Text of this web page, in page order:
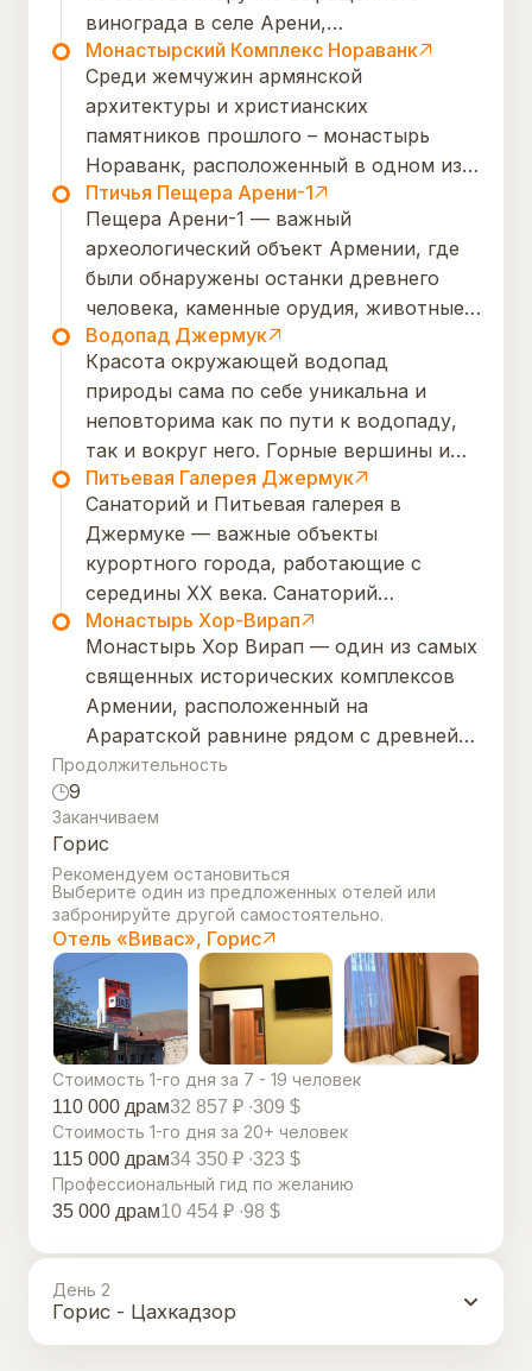
винограда в селе Арени,
расположенном в регионе Вайоц Дзор
Армении. Село Арени известно своими
древними традициями виноделия,
которые уходят корнями в глубокую
древность.
Монастырский Комплекс Нораванк
Среди жемчужин армянской
архитектуры и христианских
памятников прошлого – монастырь
Нораванк, расположенный в одном из
самых живописных мест Армении. На
высоком выступе ущелья, по дну
которого протекает быстрая речка, на
фоне уникальных красных скал, словно
нарисованный желтой охрой, возносит
в небо купола своих церквей
прекрасный монастырский комплекс.
Птичья Пещера Арени-1
Пещера Арени-1 — важный
археологический объект Армении, где
были обнаружены останки древнего
человека, каменные орудия, животные
останки и ритуальные предметы. Здесь
также нашли древние семена
винограда, относящиеся к одному из
старейших сортов мира — Areni Noir,
символу армянской винодельческой
культуры.
Водопад Джермук
Красота окружающей водопад
природы сама по себе уникальна и
неповторима как по пути к водопаду,
так и вокруг него. Горные вершины и
скалы, зеленые леса и луга окружают
автомобильную дорогу, по которой
добираются к достопримечательности
туристы.
Питьевая Галерея Джермук
Санаторий и Питьевая галерея в
Джермуке — важные объекты
курортного города, работающие с
середины XX века. Санаторий
предлагает лечебные и
восстановительные программы с
использованием минеральной воды,
комфортное проживание и
медицинское обслуживание. Питьевая
галерея позволяет гостям принимать
здоровья и общего оздоровления.
Монастырь Хор-Вирап
Монастырь Хор Вирап — один из самых
священных исторических комплексов
Армении, расположенный на
Араратской равнине рядом с древней
столицей Арташатом. Здесь в 301 году
царя Трдата III принять христианство,
сделав Армению первой христианской
страной. Монастырь знаменит
темницей Григора, церковью
Пресвятой Богородицы и живописными
видами на Арарат.
Продолжительность
9
Заканчиваем
Горис
Рекомендуем остановиться
Выберите один из предложенных отелей или
забронируйте другой самостоятельно.
Отель «Вивас», Горис
Стоимость 1-го дня за 7 - 19 человек
110 000 драм32 857 ₽ 309 $
Стоимость 1-го дня за 20+ человек
115 000 драм34 350 ₽ 323 $
Профессиональный гид по желанию
35 000 драм10 454 ₽ 98 $
День 2
Горис - Цахкадзор